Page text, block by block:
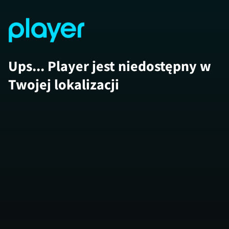
Ups... Player jest niedostępny w
Twojej lokalizacji